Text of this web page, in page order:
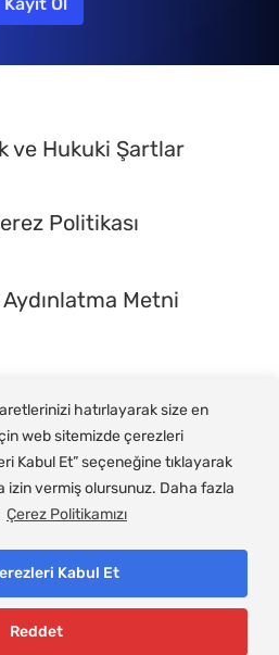
hatırlayarak size en
web sitemizde çerezleri
Kabul Et” seçeneğine tıklayarak
izin vermiş olursunuz. Daha fazla
Çerez Politikamızı
Reddet
Kabul Et
ve Hukuki Şartlar
Politikası
Aydınlatma Metni